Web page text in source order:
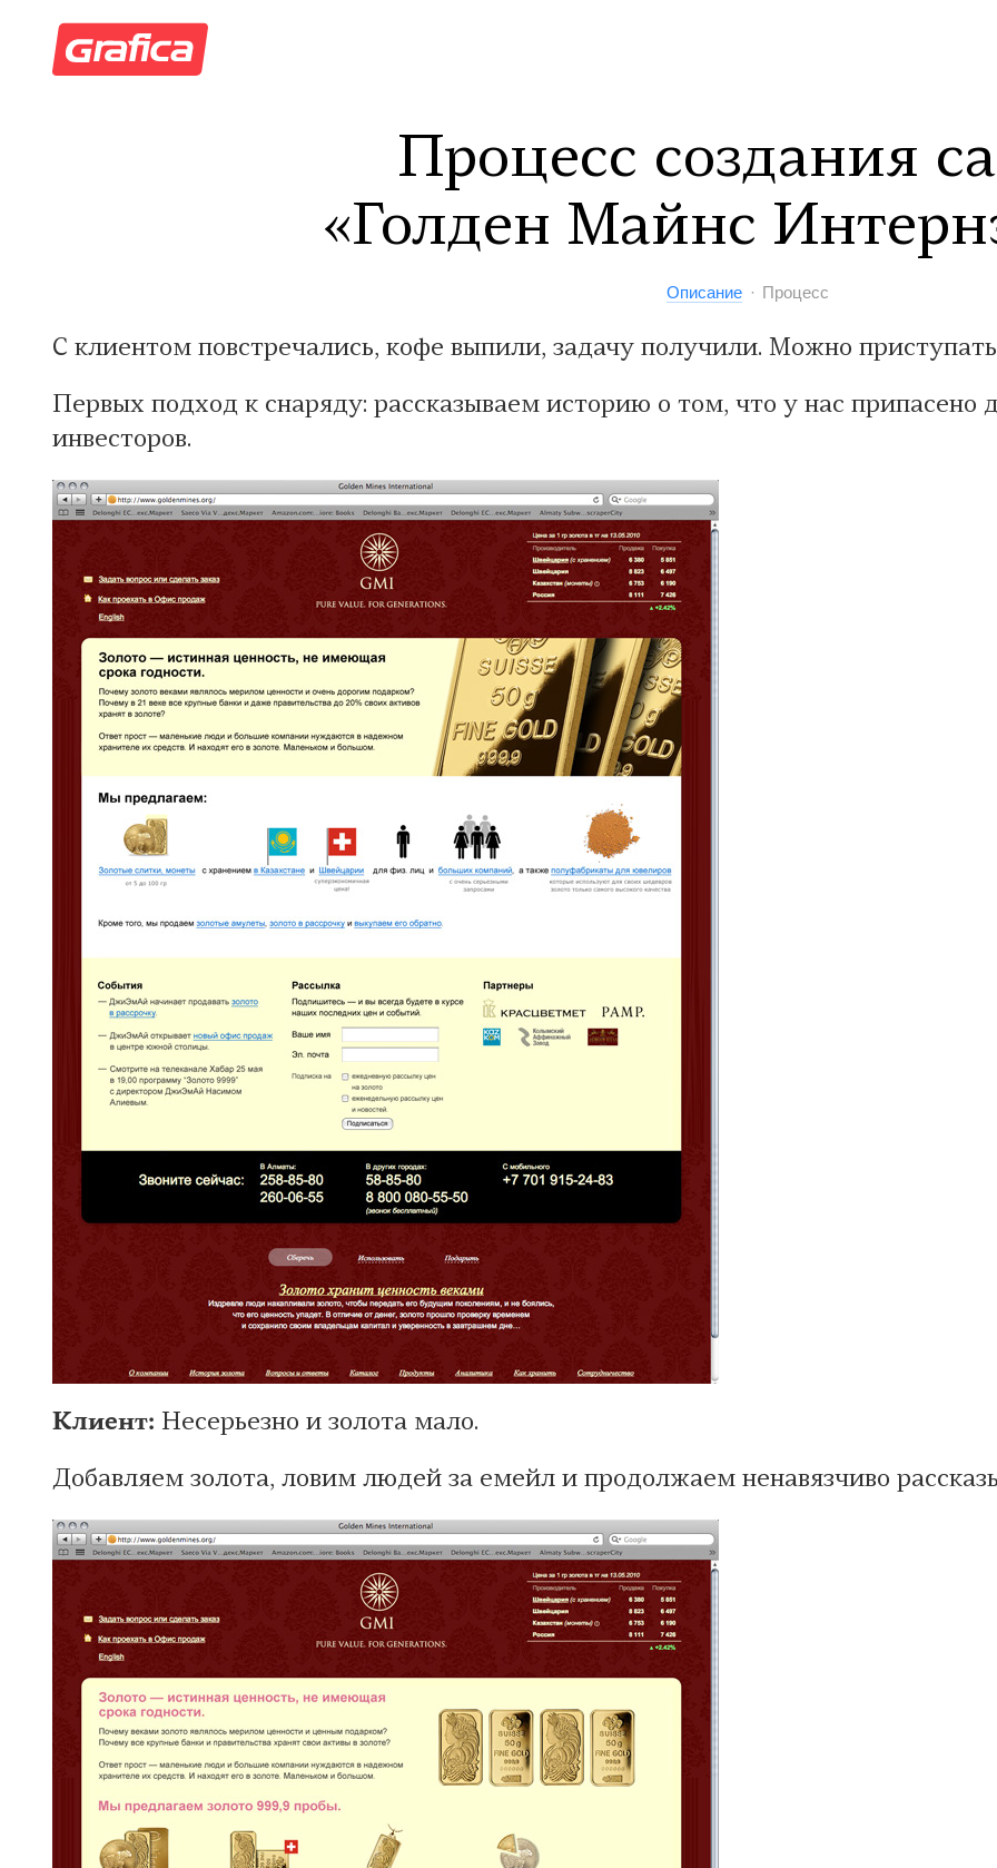
Процесс создания
«Голден Майнс
Описание Процесс
C клиентом повстречались, кофе выпили, задачу получили. Можно
Первых подход к снаряду: рассказываем историю о том, что у нас припасено
инвесторов.
Клиент: Несерьезно и золота мало.
Добавляем золота, ловим людей за емейл и продолжаем ненавязчиво